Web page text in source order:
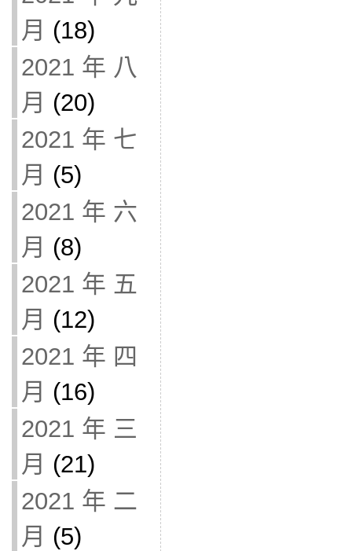
月 (18)
2021 年 八
月 (20)
2021 年 七
月 (5)
2021 年 六
月 (8)
2021 年 五
月 (12)
2021 年 四
月 (16)
2021 年 三
月 (21)
2021 年 二
月 (5)